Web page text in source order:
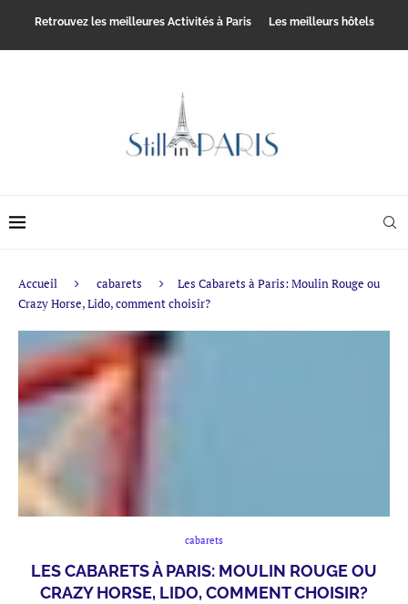
Retrouvez les meilleures Activités à Paris Les meilleurs hôtels
Accueil cabarets
Les Cabarets à Paris: Moulin Rouge ou
Crazy Horse, Lido, comment choisir?
cabarets
LES CABARETS À PARIS: MOULIN ROUGE OU
CRAZY HORSE, LIDO, COMMENT CHOISIR?